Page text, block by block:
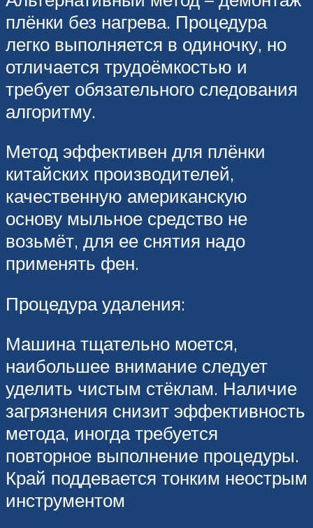
плёнки без нагрева. Процедура
легко выполняется в одиночку, но
отличается трудоёмкостью и
требует обязательного следования
алгоритму.
Метод эффективен для плёнки
китайских производителей,
качественную американскую
основу мыльное средство не
возьмёт, для ее снятия надо
применять фен.
Процедура удаления:
Машина тщательно моется,
наибольшее внимание следует
уделить чистым стёклам. Наличие
загрязнения снизит эффективность
метода, иногда требуется
повторное выполнение процедуры.
Край поддевается тонким неострым
инструментом